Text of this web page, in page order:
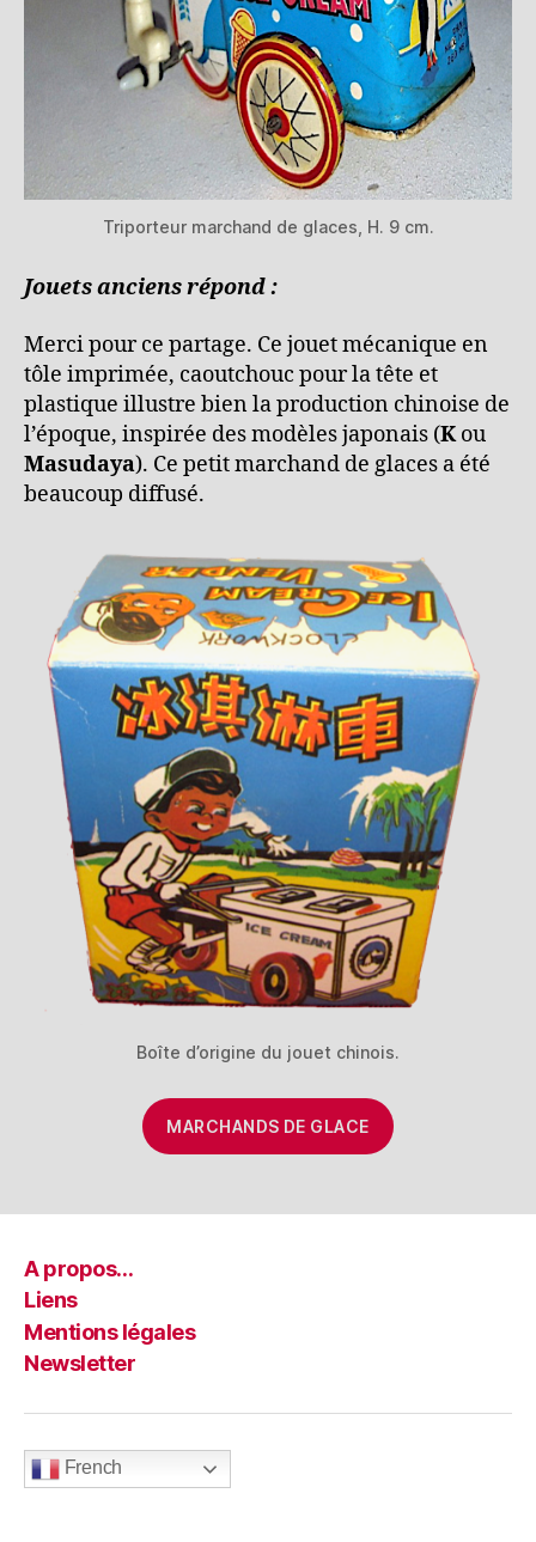
Triporteur marchand de glaces, H. 9 cm.
Jouets anciens répond :
Merci pour ce partage. Ce jouet mécanique en
tôle imprimée, caoutchouc pour la tête et
plastique illustre bien la production chinoise de
l’époque, inspirée des modèles japonais (Kou
Masudaya). Ce petit marchand de glaces a été
beaucoup diffusé.
Boîte d’origine du jouet chinois.
MARCHANDS DE GLACE
A propos…
Liens
Mentions légales
Newsletter
French